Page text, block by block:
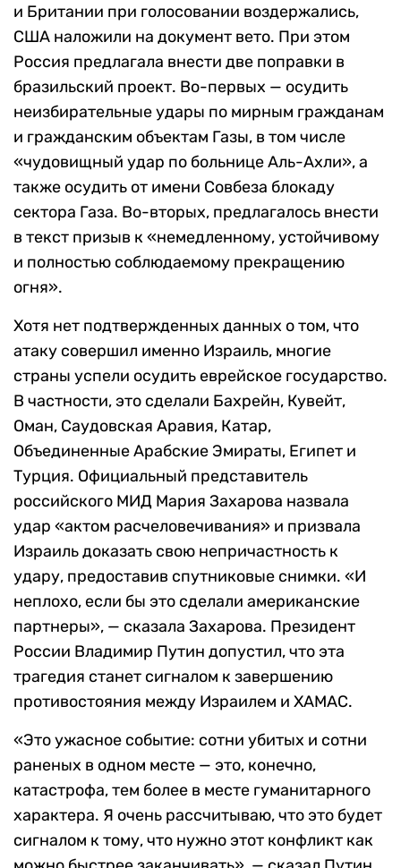
и Британии при голосовании воздержались,
США наложили на документ вето. При этом
Россия предлагала внести две поправки в
бразильский проект. Во-первых — осудить
неизбирательные удары по мирным гражданам
и гражданским объектам Газы, в том числе
«чудовищный удар по больнице Аль-Ахли», а
также осудить от имени Совбеза блокаду
сектора Газа. Во-вторых, предлагалось внести
в текст призыв к «немедленному, устойчивому
и полностью соблюдаемому прекращению
огня».
Хотя нет подтвержденных данных о том, что
атаку совершил именно Израиль, многие
страны успели осудить еврейское государство.
В частности, это сделали Бахрейн, Кувейт,
Оман, Саудовская Аравия, Катар,
Объединенные Арабские Эмираты, Египет и
Турция. Официальный представитель
российского МИД Мария Захарова назвала
удар «актом расчеловечивания» и призвала
Израиль доказать свою непричастность к
удару, предоставив спутниковые снимки. «И
неплохо, если бы это сделали американские
партнеры», — сказала Захарова. Президент
России Владимир Путин допустил, что эта
трагедия станет сигналом к завершению
противостояния между Израилем и ХАМАС.
«Это ужасное событие: сотни убитых и сотни
раненых в одном месте — это, конечно,
катастрофа, тем более в месте гуманитарного
характера. Я очень рассчитываю, что это будет
сигналом к тому, что нужно этот конфликт как